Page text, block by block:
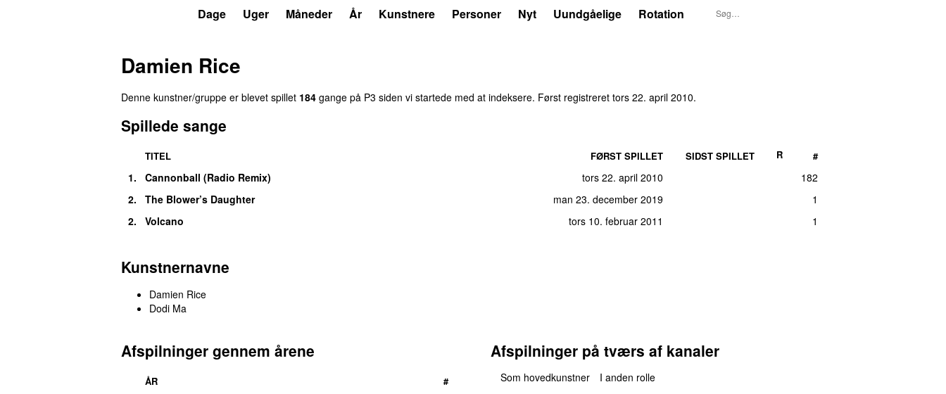
Dage Uger Måneder År Kunstnere Personer Nyt Uundgåelige Rotation
Damien Rice
Denne kunstner/gruppe er blevet spillet 184 gange på P3 siden vi startede med at indeksere. Først registreret tors 22. april 2010.
Spillede sange
TITEL FØRST SPILLET SIDST SPILLET R #
1. Cannonball (Radio Remix) tors 22. april 2010
182
2.
The Blower’s Daughter man 23. december 2019
1
2.
Volcano tors 10. februar 2011 1
Kunstnernavne
Damien Rice
Dodi Ma
Afspilninger gennem årene
ÅR #
Afspilninger på tværs af kanaler
Som hovedkunstner I anden rolle